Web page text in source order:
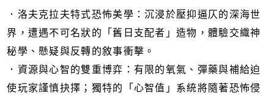
．洛夫克拉夫特式恐怖美學：沉浸於壓抑逼仄的深海世
界，遭遇不可名狀的「舊日支配者」造物，體驗交織神
秘學、懸疑與反轉的敘事衝擊。
．資源與心智的雙重博弈：有限的氧氣、彈藥與補給迫
使玩家謹慎抉擇；獨特的「心智值」系統將隨著恐怖侵